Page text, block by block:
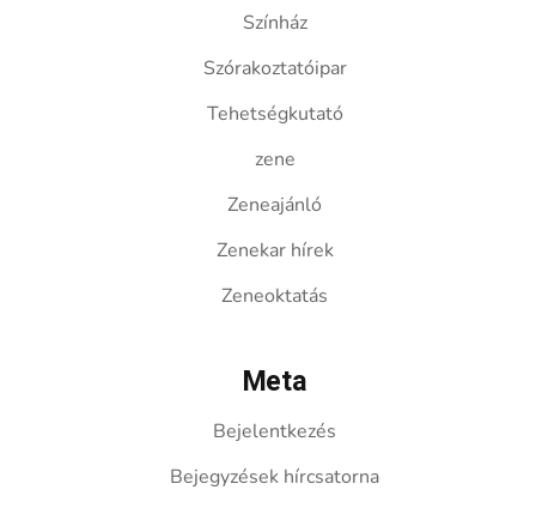
Színház
Szórakoztatóipar
Tehetségkutató
zene
Zeneajánló
Zenekar hírek
Zeneoktatás
Meta
Bejelentkezés
Bejegyzések hírcsatorna